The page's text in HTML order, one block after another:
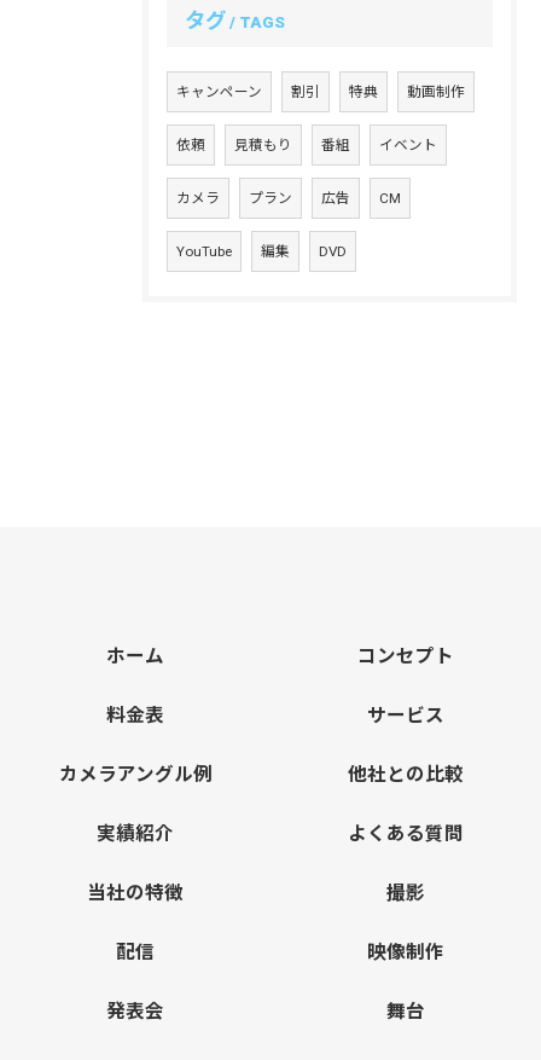
タグ TAGS
キャンペーン 割引 特典 動画制作
依頼 見積もり 番組 イベント
カメラ プラン 広告 CM
YouTube 編集 DVD
ホーム コンセプト
料金表 サービス
カメラアングル例 他社との比較
実績紹介 よくある質問
当社の特徴 撮影
配信 映像制作
発表会 舞台